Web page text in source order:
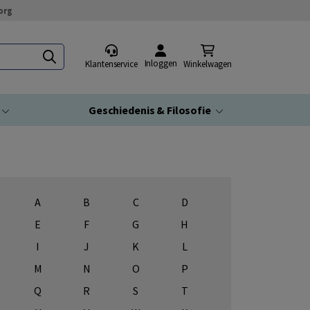
Klantenservice Inloggen Winkelwagen
Geschiedenis & Filosofie
A B C
D
E
F G
H
I
J K
L
M
N O
P
Q
R S
T